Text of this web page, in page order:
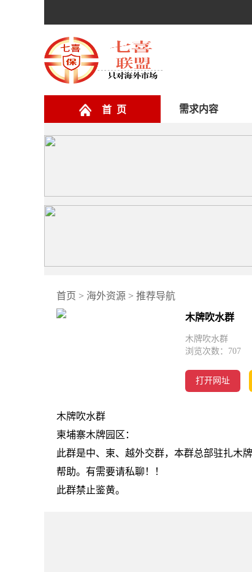
首 页 需求内容
首页 > 海外资源 > 推荐导航
木牌吹水群
木牌吹水群
浏览次数： 707
打开网址
木牌吹水群
柬埔寨木牌园区：
此群是中、柬、越外交群，本群总部驻扎木
帮助。有需要请私聊！！
此群禁止鉴黄。